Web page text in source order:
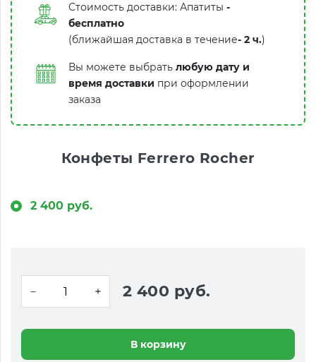
Стоимость доставки: Апатиты -
бесплатно
(ближайшая доставка в течение- 2 ч.)
Вы можете выбрать любую дату и
время доставки при оформлении
заказа
Конфеты Ferrero Rocher
2 400 руб.
2 400 руб.
В корзину